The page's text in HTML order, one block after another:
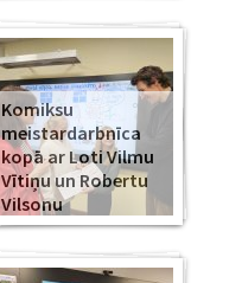
Komiksu
meistardarbnīca
kopā ar Loti Vilmu
Vītiņu un Robertu
Vilsonu